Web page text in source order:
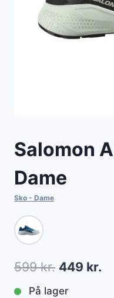
Salomon
Dame
Sko - Dame
599kr. Den
449 kr.
På lager